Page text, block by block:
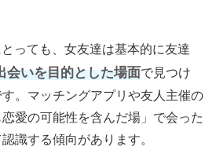
っても、女友達は基本的に友達
会いを目的とした場面で見つけ
。マッチングアプリや友人主催の
愛の可能性を含んだ場」で会った
識する傾向があります。